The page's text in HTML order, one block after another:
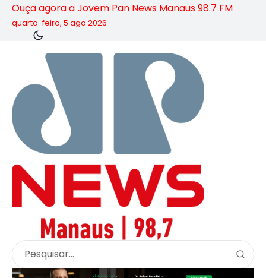
Ouça agora a Jovem Pan News Manaus 98.7 FM
quarta-feira, 5 ago 2026